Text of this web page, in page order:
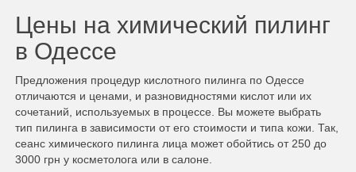
Цены на химический пилинг
в Одессе
Предложения процедур кислотного пилинга по Одессе
отличаются и ценами, и разновидностями кислот или их
сочетаний, используемых в процессе. Вы можете выбрать
тип пилинга в зависимости от его стоимости и типа кожи. Так,
сеанс химического пилинга лица может обойтись от 250 до
3000 грн у косметолога или в салоне.